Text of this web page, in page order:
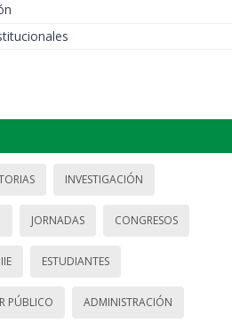
INVESTIGACIÓN
JORNADAS CONGRESOS
IIE ESTUDIANTES
PÚBLICO ADMINISTRACIÓN